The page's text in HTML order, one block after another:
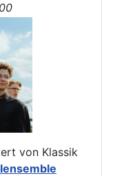
von Klassik